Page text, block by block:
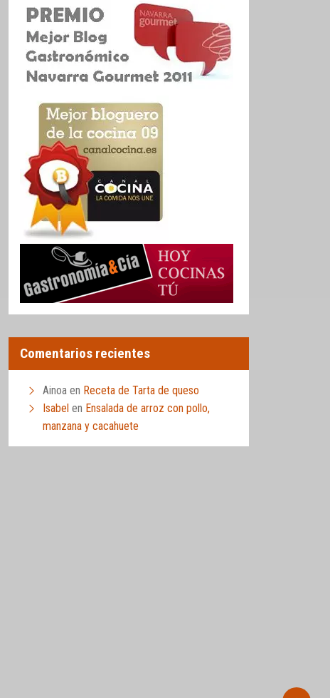
Comentarios recientes
Ainoa en Receta de Tarta de queso
Isabel en Ensalada de arroz con pollo,
manzana y cacahuete